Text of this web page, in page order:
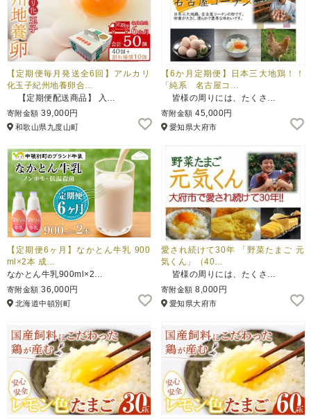
【定期便毎月発送全6回】アルカリ
化玉子紀州地養卵合…
【定期便配送商品】 入…
寄附金額 39,000円
和歌山県九度山町
【6か月定期便】日本三大地鶏！！
「純系 名古屋コ…
皆様の周りには、たくさ…
寄附金額 45,000円
愛知県大府市
【定期便6ヶ月】なかとん牛乳 900
ml×2本 成…
なかとん牛乳900ml×2…
寄附金額 36,000円
北海道中頓別町
愛され続けて30年 「野菜たまご 元
気くん」（40…
皆様の周りには、たくさ…
寄附金額 8,000円
愛知県大府市